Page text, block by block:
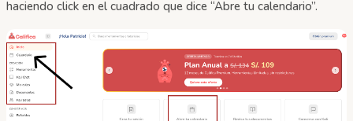
haciendo click en el cuadrado que dice “Abre tu calendario”.